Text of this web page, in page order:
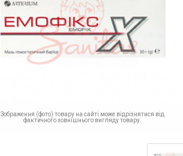
Зображення (фото) товару на сайті може відрізнятися від
фактичного зовнішнього вигляду товару.